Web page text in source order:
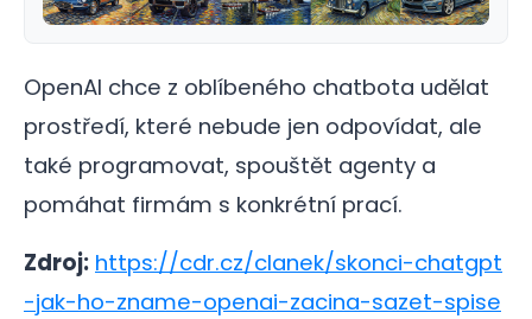
OpenAI chce z oblíbeného chatbota udělat
prostředí, které nebude jen odpovídat, ale
také programovat, spouštět agenty a
pomáhat firmám s konkrétní prací.
Zdroj: https://cdr.cz/clanek/skonci-chatgpt
-jak-ho-zname-openai-zacina-sazet-spise